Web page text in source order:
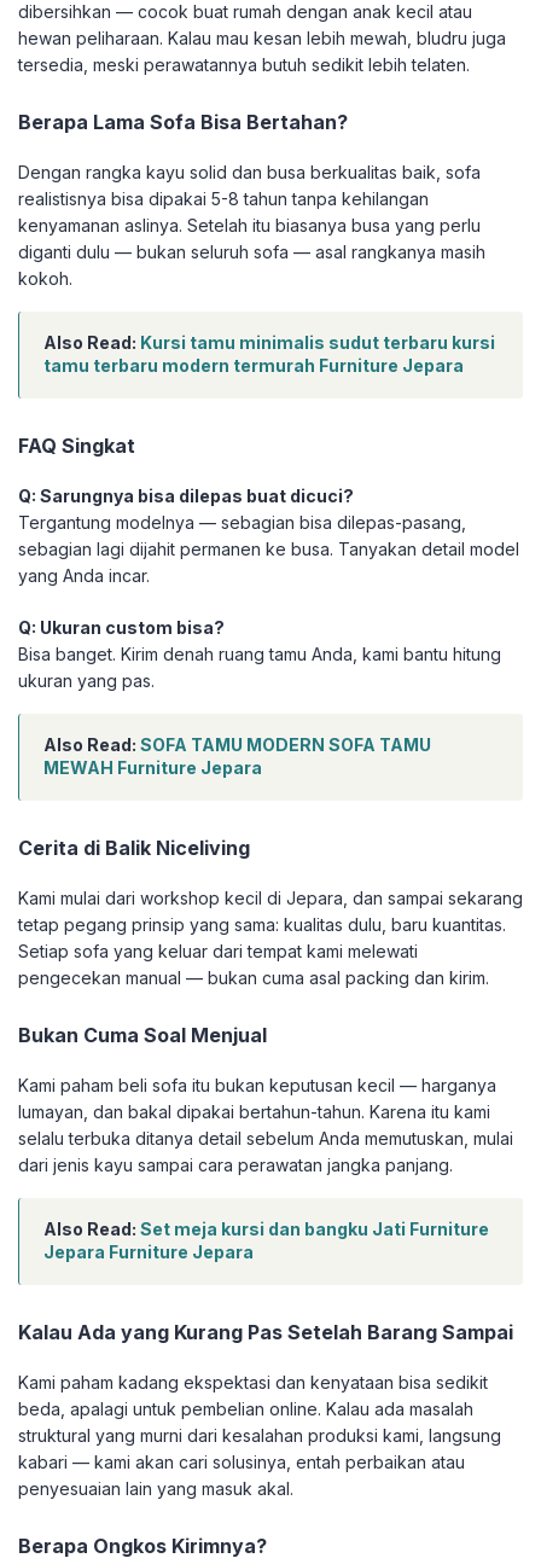
dibersihkan — cocok buat rumah dengan anak kecil atau
hewan peliharaan. Kalau mau kesan lebih mewah, bludru juga
tersedia, meski perawatannya butuh sedikit lebih telaten.
Berapa Lama Sofa Bisa Bertahan?
Dengan rangka kayu solid dan busa berkualitas baik, sofa
realistisnya bisa dipakai 5-8 tahun tanpa kehilangan
kenyamanan aslinya. Setelah itu biasanya busa yang perlu
diganti dulu — bukan seluruh sofa — asal rangkanya masih
kokoh.
Also Read: Kursi tamu minimalis sudut terbaru kursi
tamu terbaru modern termurah Furniture Jepara
FAQ Singkat
Q: Sarungnya bisa dilepas buat dicuci?
Tergantung modelnya — sebagian bisa dilepas-pasang,
sebagian lagi dijahit permanen ke busa. Tanyakan detail model
yang Anda incar.
Q: Ukuran custom bisa?
Bisa banget. Kirim denah ruang tamu Anda, kami bantu hitung
ukuran yang pas.
Also Read: SOFA TAMU MODERN SOFA TAMU
MEWAH Furniture Jepara
Cerita di Balik Niceliving
Kami mulai dari workshop kecil di Jepara, dan sampai sekarang
tetap pegang prinsip yang sama: kualitas dulu, baru kuantitas.
Setiap sofa yang keluar dari tempat kami melewati
pengecekan manual — bukan cuma asal packing dan kirim.
Bukan Cuma Soal Menjual
Kami paham beli sofa itu bukan keputusan kecil — harganya
lumayan, dan bakal dipakai bertahun-tahun. Karena itu kami
selalu terbuka ditanya detail sebelum Anda memutuskan, mulai
dari jenis kayu sampai cara perawatan jangka panjang.
Also Read: Set meja kursi dan bangku Jati Furniture
Jepara Furniture Jepara
Kalau Ada yang Kurang Pas Setelah Barang Sampai
Kami paham kadang ekspektasi dan kenyataan bisa sedikit
beda, apalagi untuk pembelian online. Kalau ada masalah
struktural yang murni dari kesalahan produksi kami, langsung
kabari — kami akan cari solusinya, entah perbaikan atau
penyesuaian lain yang masuk akal.
Berapa Ongkos Kirimnya?